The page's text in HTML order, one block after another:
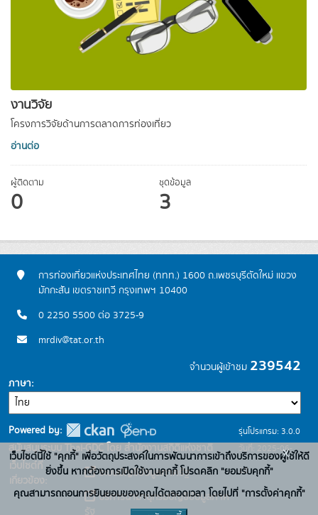
งานวิจัย
โครงการวิจัยด้านการตลาดการท่องเที่ยว
อ่านต่อ
ผู้ติดตาม
0
ชุดข้อมูล
3
การท่องเที่ยวแห่งประเทศไทย (ททท.) 1600 ถ.เพชรบุรีตัดใหม่ แขวง
มักกะสัน เขตราชเทวี กรุงเทพฯ 10400
0 2250 5500 ต่อ 3725-9
mrdiv@tat.or.th
จำนวนผู้เข้าชม 239542
ภาษา
Powered by:
สนับสนุนระบบ Thai-GDC โดย สำนักงานสถิติแห่งชาติ
เว็บไซต์ที่
เกี่ยวข้อง:
ระบบบัญชีข้อมูลภาครัฐ
บริการนามานุกรมบัญชีข้อมูลภาค
รุ่นโปรแกรม: 3.0.0
วันที่: 2025-06-
10
เว็บไซต์นี้ใช้ "คุกกี้" เพื่อวัตถุประสงค์ในการพัฒนาการเข้าถึงบริการของผู้ใช้ให้ดี
ยิ่งขึ้น หากต้องการเปิดใช้งานคุกกี้ โปรดคลิก "ยอมรับคุกกี้"
คุณสามารถถอนการยินยอมของคุณได้ตลอดเวลา โดยไปที่ "การตั้งค่าคุกกี้"
x